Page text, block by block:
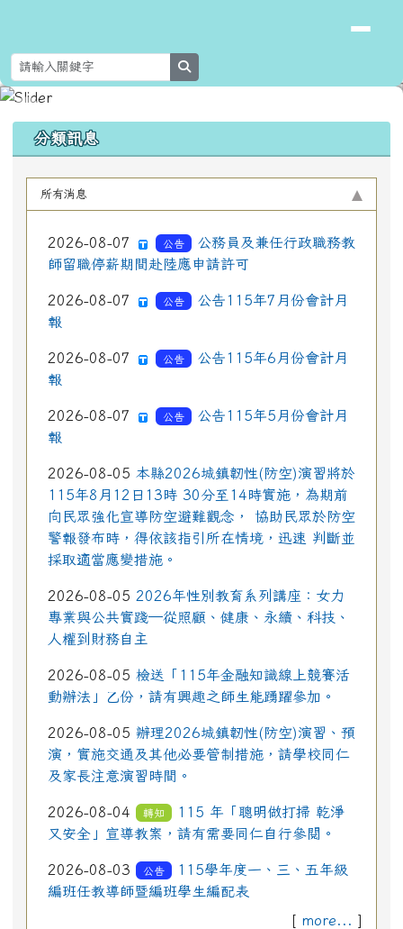
上中區域內容
分類訊息
所有消息
2026-08-07 公告
公務員及兼任行政職務教
師留職停薪期間赴陸應申請許可
2026-08-07 公告
公告115年7月份會計月
報
2026-08-07 公告
公告115年6月份會計月
報
2026-08-07 公告
公告115年5月份會計月
報
2026-08-05 本縣2026城鎮韌性(防空)演習將於
115年8月12日13時 30分至14時實施，為期前
向民眾強化宣導防空避難觀念， 協助民眾於防空
警報發布時，得依該指引所在情境，迅速 判斷並
採取適當應變措施。
2026-08-05 2026年性別教育系列講座：女力
專業與公共實踐─從照顧、健康、永續、科技、
人權到財務自主
2026-08-05 檢送「115年金融知識線上競賽活
動辦法」乙份，請有興趣之師生能踴躍參加。
2026-08-05 辦理2026城鎮韌性(防空)演習、預
演，實施交通及其他必要管制措施，請學校同仁
及家長注意演習時間。
2026-08-04 轉知
115 年「聰明做打掃 乾淨
又安全」宣導教案，請有需要同仁自行參閱。
2026-08-03 公告
115學年度一、三、五年級
編班任教導師暨編班學生編配表
[ more... ]
頁尾區域